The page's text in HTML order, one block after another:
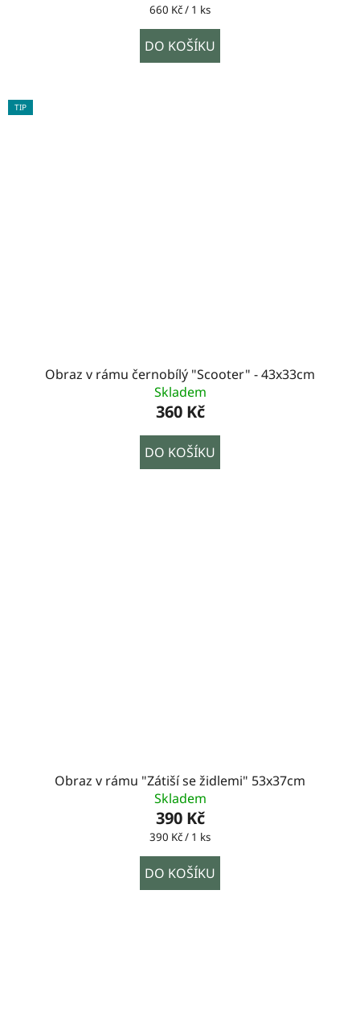
Měrná
660 Kč / 1 ks
DO KOŠÍKU
TIP
Obraz v rámu černobílý "Scooter" - 43x33cm
Skladem
360 Kč
DO KOŠÍKU
Obraz v rámu "Zátiší se židlemi" 53x37cm
Skladem
390 Kč
Měrná
390 Kč / 1 ks
DO KOŠÍKU